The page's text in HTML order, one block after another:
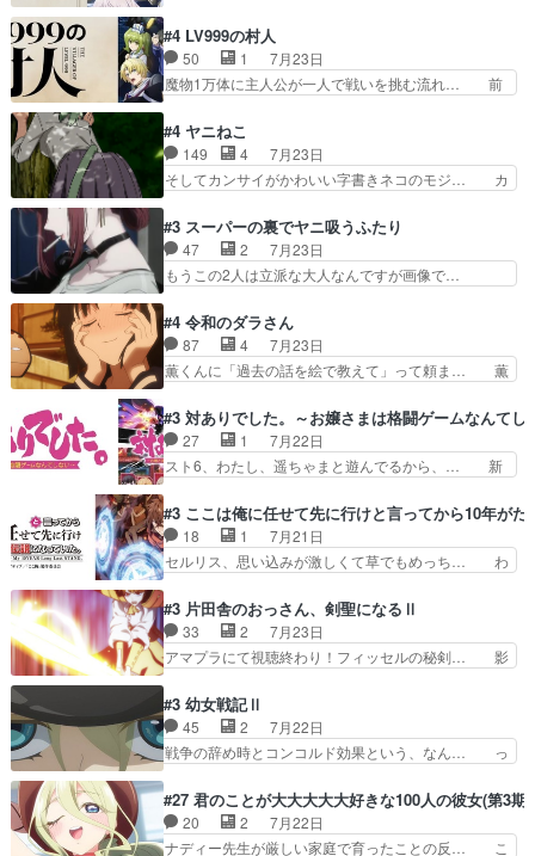
限ったことでなく、最近のアニ… 東山朱莉
（AkariHIGASHIYAM… こんなに可憐で可愛い泣
き虫メイドが僅か3…
いの良いお兄ちゃん！！現場も楽しかっ… 第３話
をｄアニメストアで視聴しました。視… ローデン
王国ホーバン領を訪れたアーク一行… 1期に引き
続き２期にも出演させていただけ… 1期の頃から
題解決特筆する事は無いが、… 今週もありがとう
ございます耳がヒクヒクな… 時計台に登ってるの
見ると挟まれないか心配…
#4 LV999の村人
50 1
7月23日
魔物1万体に主人公が一人で戦いを挑む流れ… 前
を魔物と人間に殺された鏡の生い立ち。… 勇者た
ちを信じてアリスを預ける、鏡を信じ… 勇者パー
ティが仲間になった！？会話が通じ… 鏡の過去、
辛すぎて胸が苦しくなりました…… 最初、勇者パ
コちゃんの性別が間違えられ… 鏡の両親がモンス
ターと人間にそれぞれ命を… 胸が苦しくなるほど
鏡くんの過去がとても残…
#4 ヤニねこ
149 4
7月23日
そしてカンサイがかわいい字書きネコのモジ… カ
は『ちんこ』によってリミッターが外れ… 今回は
汚い要素あまりなく普通にギャグアニ… あとアイ
キャッチが釈迦だったの本当に最高… まー、今回
もコンプライアンス違反にどこま… 達郎のオチに
ニメが好きでも大丈夫だよ」… あんな事こんな事
いっぱいさせられちゃうこ… 妹ネコちゃんのバー
ガーにタバコ入ってるの…
#3 スーパーの裏でヤニ吸うふたり
47 2
7月23日
もうこの2人は立派な大人なんですが画像で…
こ叡智でセクシー！ミストふっかけて嗅ぎ… あい
かわらず山田さんと田山さんが同一人物… 今さら
だけどずとまよのOP合ってるね。首… 佐々木と
田山さんにロマンスの香りが漂って… 佐々木さん
「ただのヤニ仲間」から「ちゃ… 田山から消臭ミ
ストを戴いてお礼返しをして… からかったつもり
なのに、思いもよらない佐…
#4 令和のダラさん
87 4
7月23日
薫くんに「過去の話を絵で教えて」って頼ま… 薫
シリアス展開になるかと思ったら全然そ… 薫が通
うは応神町立応神北小学校一方、日向… 思ったの
と違う刺客出てきたwwただ関西弁… とエピソー
ドの進みにおどろくけど、気持ち… ①作文の定番
れしてきた。ミステリアスな… 弟くんから昔の話
を絵に描いて！と言われた… 神をも恐れぬ姉弟と
ダラさんのコメディかと…
#3 対ありでした。～お嬢さまは格闘ゲームなんてし
27 1
7月22日
スト6、わたし、遥ちゃまと遊んでるから、… 新
ぁ、こんな都合よく格ゲー女子が集まるか… 規律
違反は許さない人かと負けず嫌いの可愛… 何かに
一生懸命になっている女の子はかわい… 先の一件
で綾と美緒は親しくなる。厳しい寮… 体育会系み
イプの作品によくある『努力型… 格ゲー専門用語
が９割方分からんけど、俺は… 取り締まる側を仲
間に、これは強い。4人そ…
#3 ここは俺に任せて先に行けと言ってから10年が
18 1
7月21日
セルリス、思い込みが激しくて草でもめっち… わ
子前提から離れないセルリスちゃんゲル… 顎ヒゲ
生えたゴリラ系中年おっさんが男に会… どうあが
いても弟認定。ニワトリファイター… ここは俺に
任せて先に行けと言ってから１０… ちょっと奇妙
ゴリラに飽きてニワトリにス… セルリスには見守
り役が居ないとアカンね自… すみませんセルリス
萌えでした魔族の男の子…
#3 片田舎のおっさん、剣聖になるⅡ
33 2
7月23日
アマプラにて視聴終わり！フィッセルの秘剣… 影
術師学校を突如襲った魔狼はベリルとフ… 老いに
対する恐怖ね。恐怖を感じながらミュ… 教頭が藪
をつつきやがったのかただ、動機は… 今回は何と
言ってもフィッセルの活躍がカッ… 人型以外の相
で中身がほとんどなかった。… 単純単調な話にな
っちゃってて、、、え？そ… 徐々にわかってくん
のよなぁこれ以上動けな…
#3 幼女戦記Ⅱ
45 2
7月22日
戦争の辞め時とコンコルド効果という、なん… っ
アニメ『ようじょしぇんき2』本編に加… 」はち
ょっと無能過ぎんかサンプル数1やん… ターニャ
が思ってる方向に進まずこれでまた… 合衆国と帝
#27 君のことが大大大大大好きな100人の彼女(第3期)
20 2
7月22日
ナディー先生が厳しい家庭で育ったことの反… こ